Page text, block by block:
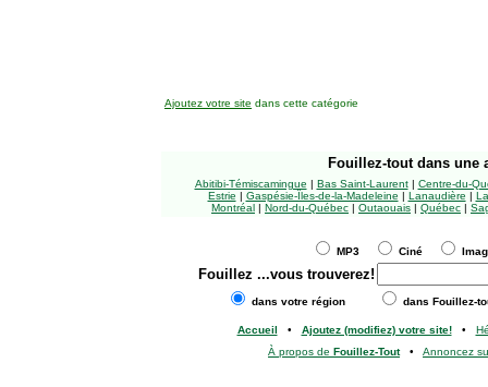
Ajoutez votre site dans cette catégorie
Fouillez-tout dans une
Abitibi-Témiscamingue | Bas Saint-Laurent| Centre-du-
Estrie | Gaspésie-Îles-de-la-Madeleine | Lanaudière |
Montréal | Nord-du-Québec | Outaouais | Québec |
MP3 Ciné
Fouillez ...vous trouverez!
dans votre région dans Fouillez-
Accueil • Ajoutez (modifiez) votre site!•
À propos de Fouillez-Tout• Annoncez